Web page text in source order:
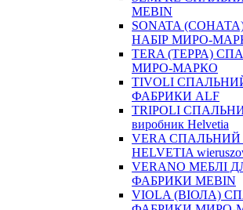
MEBIN
SONATA
НАБІР МИРО-
TERA (ТЕРРА)
МИРО-МАРКО
TIVOLI
ФАБРИКИ ALF
TRIPOLI
виробник Helvetia
VERA СПАЛЬНИЙ
HELVETIA
VERANO МЕБЛІ
ФАБРИКИ MEBIN
VIOLA (ВІОЛА)